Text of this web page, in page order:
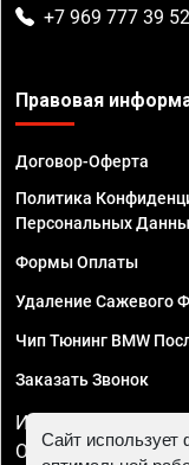
+7 969 777 39 52
Правовая
Договор-Оферта
Политика
Персональных
Формы Оплаты
Удаление Сажевого
Чип Тюнинг BMW
Заказать Звонок
ИП Смирнов
ОГРНИП
Сайт